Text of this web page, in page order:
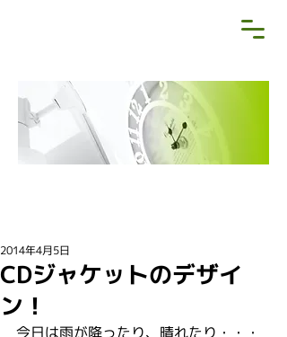
CDジャケットのデザイ
ン！
2014年4月5日
今日は雨が降ったり、晴れたり・・・